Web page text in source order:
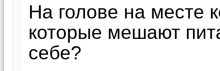
На голове на месте
которые мешают
себе?